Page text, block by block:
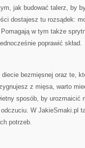
jak budować talerz, by
dostajesz tu rozsądek:
w tym także
poprawić skład.
bezmięsnej oraz te,
z mięsa, warto
sposób, by urozmaicić
W JakieSmaki.pl
potrzeb.